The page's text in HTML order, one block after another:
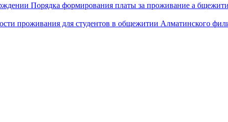
Порядка формирования платы за проживание а
проживания для студентов в общежитии Алматинского